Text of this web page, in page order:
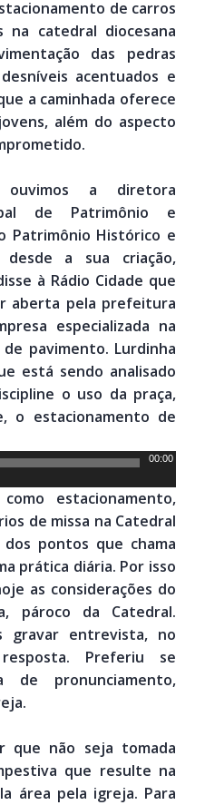
de carros
na catedral diocesana
das pedras
acentuados e
a caminhada oferece
além do aspecto
ouvimos a diretora
de Patrimônio e
Patrimônio Histórico e
a sua criação,
à Rádio Cidade que
aberta pela prefeitura
especializada na
pavimento. Lurdinha
está sendo analisado
o uso da praça,
o estacionamento de
00:00
estacionamento,
de missa na Catedral
pontos que chama
prática diária. Por isso
as considerações do
pároco da Catedral.
gravar entrevista, no
Preferiu se
de pronunciamento,
que não seja tomada
que resulte na
área pela igreja. Para